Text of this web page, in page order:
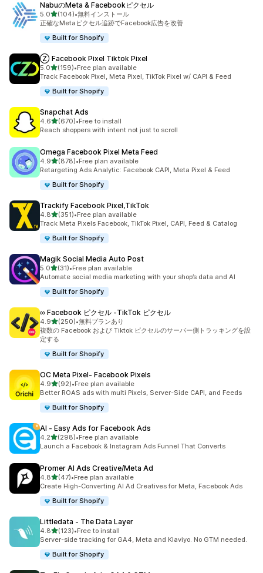
NabuのMeta & Facebookピクセル
5.05つ星中
(104)
合計レビュー数：104件
•無料インストール
正確なMetaピクセル追跡でFacebook広告を改善
Built for Shopify
Ⓩ Facebook Pixel Tiktok Pixel
5.05つ星中
(159)
合計レビュー数：159件
•Free plan available
Track Facebook Pixel, Meta Pixel, TikTok Pixel w/ CAPI & Feed
Built for Shopify
Snapchat Ads
4.65つ星中
(670)
合計レビュー数：670件
•Free to install
Reach shoppers with intent not just to scroll
Omega Facebook Pixel Meta Feed
4.95つ星中
(878)
合計レビュー数：878件
•Free plan available
Retargeting Ads Analytic: Facebook CAPI, Meta Pixel & Feed
Built for Shopify
Trackify Facebook Pixel,TikTok
4.85つ星中
(351)
合計レビュー数：351件
•Free plan available
Track Meta Pixels Facebook, TikTok Pixel, CAPI, Feed & Catalog
Built for Shopify
Magik Social Media Auto Post
5.05つ星中
(31)
合計レビュー数：31件
•Free plan available
Automate social media marketing with your shop’s data and AI
Built for Shopify
∞ Facebook ピクセル ‑TikTok ピクセル
4.95つ星中
(250)
合計レビュー数：250件
•無料プランあり
複数の Facebook および Tiktok ピクセルのサーバー側トラッキングを設
定する
Built for Shopify
OC Meta Pixel‑ Facebook Pixels
4.95つ星中
(92)
合計レビュー数：92件
•Free plan available
Better ROAS ads with multi Pixels, Server-Side CAPI, and Feeds
Built for Shopify
AI ‑ Easy Ads for Facebook Ads
4.25つ星中
(298)
合計レビュー数：298件
•Free plan available
Launch a Facebook & Instagram Ads Funnel That Converts
Promer AI Ads Creative/Meta Ad
4.85つ星中
(47)
合計レビュー数：47件
•Free plan available
Create High-Converting AI Ad Creatives for Meta, Facebook Ads
Built for Shopify
Littledata ‑ The Data Layer
4.85つ星中
(123)
合計レビュー数：123件
•Free to install
Server-side tracking for GA4, Meta and Klaviyo. No GTM needed.
Built for Shopify